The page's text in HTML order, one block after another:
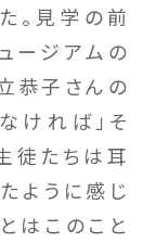
。見学の前
ージアムの
恭子さんの
ければ」そ
徒たちは耳
ように感じ
はこのこと